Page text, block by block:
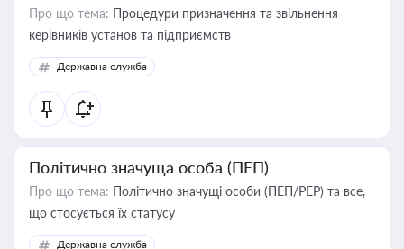
Про що тема: Процедури призначення та звільнення
керівників установ та підприємств
Державна служба
Політично значуща особа (ПЕП)
Про що тема: Політично значущі особи (ПЕП/PEP) та все,
що стосується їх статусу
Державна служба